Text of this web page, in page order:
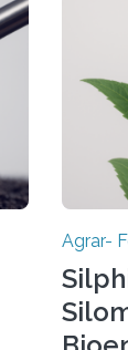
Agrar-